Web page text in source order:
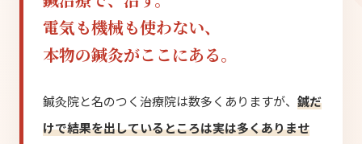
電気も機械も使わない、
本物の鍼灸がここにある。
鍼灸院と名のつく治療院は数多くありますが、 鍼だ
けで結果を出しているところは実は多くありませ